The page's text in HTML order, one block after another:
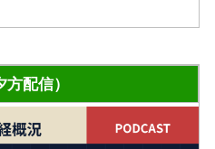
配信）